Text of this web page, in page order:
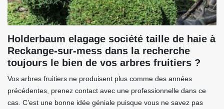
Holderbaum elagage société taille de haie à
Reckange-sur-mess dans la recherche
toujours le bien de vos arbres fruitiers ?
Vos arbres fruitiers ne produisent plus comme des années
précédentes, prenez contact avec une professionnelle dans ce
cas. C’est une bonne idée géniale puisque vous ne savez pas